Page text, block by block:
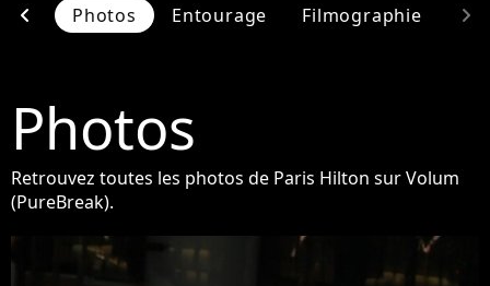
Photos Entourage Filmographie
chevron_left chevron_right
Photos
Retrouvez toutes les photos de Paris Hilton sur Volum
(PureBreak).